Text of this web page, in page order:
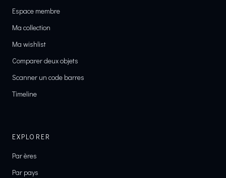
Espace membre
Ma collection
Ma wishlist
Comparer deux objets
Scanner un code barres
Timeline
EXPLORER
Par ères
Par pays